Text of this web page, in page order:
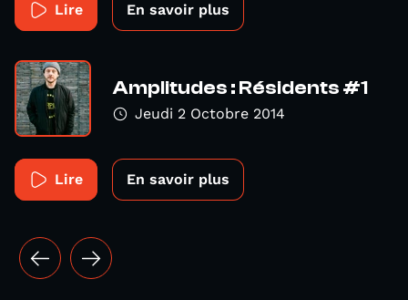
Lire En savoir plus
Amplitudes : Résidents #1
Jeudi 2 Octobre 2014
Lire En savoir plus